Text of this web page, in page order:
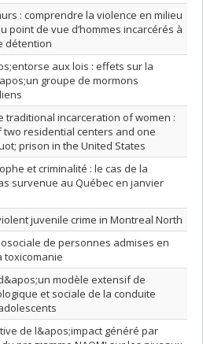
: comprendre la violence en milieu
point de vue d’hommes incarcérés à
détention
aux lois : effets sur la
groupe de mormons
traditional incarceration of women :
two residential centers and one
prison in the United States
et criminalité : le cas de la
survenue au Québec en janvier
juvenile crime in Montreal North
de personnes admises en
toxicomanie
modèle extensif de
et sociale de la conduite
de l&apos;impact généré par